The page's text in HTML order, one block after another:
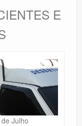
E
Julho